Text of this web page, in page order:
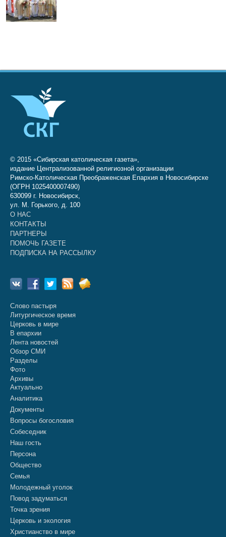
© 2015 «Сибирская католическая газета»,
издание Централизованной религиозной организации
Римско-Католическая Преображенская Епархия в Новосибирске
(ОГРН 1025400007490)
630099 г. Новосибирск,
ул. М. Горького, д. 100
О НАС
КОНТАКТЫ
ПАРТНЕРЫ
ПОМОЧЬ ГАЗЕТЕ
ПОДПИСКА НА РАССЫЛКУ
Слово пастыря
Литургическое время
Церковь в мире
В епархии
Лента новостей
Обзор СМИ
Разделы
Фото
Архивы
Актуально
Аналитика
Документы
Вопросы богословия
Собеседник
Наш гость
Персона
Общество
Семья
Молодежный уголок
Повод задуматься
Точка зрения
Церковь и экология
Христианство в мире